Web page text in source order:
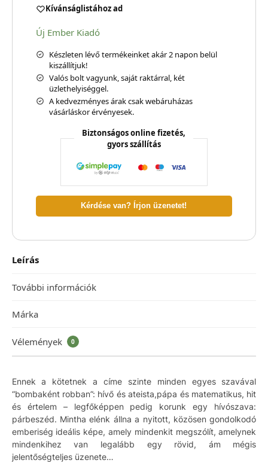
Kívánságlistához ad
Új Ember Kiadó
Készleten lévő termékeinket akár 2 napon belül
kiszállítjuk!
Valós bolt vagyunk, saját raktárral, két
üzlethelyiséggel.
A kedvezményes árak csak webáruházas
vásárláskor érvényesek.
Biztonságos online fizetés,
gyors szállítás
Kérdése van? Írjon üzenetet!
Leírás
További információk
Márka
Vélemények 0
Ennek a kötetnek a címe szinte minden egyes szavával
“bombaként robban”: hívő és ateista,pápa és matematikus, hit
és értelem – legfőképpen pedig korunk egy hívószava:
párbeszéd. Mintha elénk állna a nyitott, közösen gondolkodó
emberiség ideális képe, amely mindenkit megszólít, amelynek
mindenkihez van legalább egy rövid, ám mégis
jelentőségteljes üzenete…